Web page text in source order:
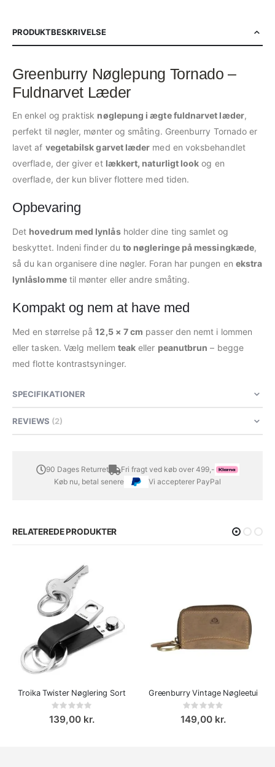
PRODUKTBESKRIVELSE
Greenburry Nøglepung Tornado –
Fuldnarvet Læder
En enkel og praktisk nøglepung i ægte fuldnarvet læder,
perfekt til nøgler, mønter og småting. Greenburry Tornado er
lavet af vegetabilsk garvet læder med en voksbehandlet
overflade, der giver et lækkert, naturligt look og en
overflade, der kun bliver flottere med tiden.
Opbevaring
Det hovedrum med lynlåsholder dine ting samlet og
beskyttet. Indeni finder du to nøgleringe på messingkæde,
så du kan organisere dine nøgler. Foran har pungen en ekstra
lynlåslommetil mønter eller andre småting.
Kompakt og nem at have med
Med en størrelse på12,5 × 7 cm passer den nemt i lommen
eller tasken. Vælg mellem teak eller peanutbrun – begge
med flotte kontrastsyninger.
SPECIFIKATIONER
REVIEWS 2
90 Dages Returret
Fri fragt ved køb over 499,-
Køb nu, betal senere
Vi accepterer PayPal
RELATEREDE PRODUKTER
Troika Twister Nøglering Sort
Rating:
139,00 kr.
Greenburry Vintage Nøgleetui
Rating:
149,00 kr.